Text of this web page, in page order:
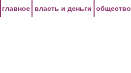
главное власть и деньги общество